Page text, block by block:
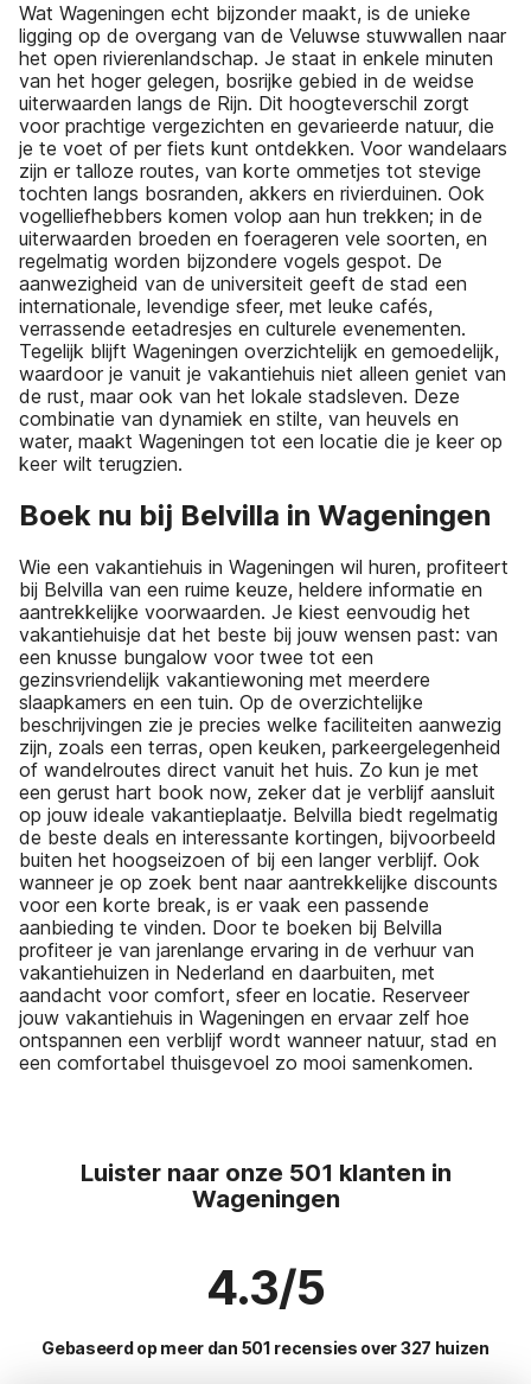
Wat Wageningen echt bijzonder maakt, is de unieke
ligging op de overgang van de Veluwse stuwwallen naar
het open rivierenlandschap. Je staat in enkele minuten
van het hoger gelegen, bosrijke gebied in de weidse
uiterwaarden langs de Rijn. Dit hoogteverschil zorgt
voor prachtige vergezichten en gevarieerde natuur, die
je te voet of per fiets kunt ontdekken. Voor wandelaars
zijn er talloze routes, van korte ommetjes tot stevige
tochten langs bosranden, akkers en rivierduinen. Ook
vogelliefhebbers komen volop aan hun trekken; in de
uiterwaarden broeden en foerageren vele soorten, en
regelmatig worden bijzondere vogels gespot. De
aanwezigheid van de universiteit geeft de stad een
internationale, levendige sfeer, met leuke cafés,
verrassende eetadresjes en culturele evenementen.
Tegelijk blijft Wageningen overzichtelijk en gemoedelijk,
waardoor je vanuit je vakantiehuis niet alleen geniet van
de rust, maar ook van het lokale stadsleven. Deze
combinatie van dynamiek en stilte, van heuvels en
water, maakt Wageningen tot een locatie die je keer op
keer wilt terugzien.
Boek nu bij Belvilla in Wageningen
Wie een vakantiehuis in Wageningen wil huren, profiteert
bij Belvilla van een ruime keuze, heldere informatie en
aantrekkelijke voorwaarden. Je kiest eenvoudig het
vakantiehuisje dat het beste bij jouw wensen past: van
een knusse bungalow voor twee tot een
gezinsvriendelijk vakantiewoning met meerdere
slaapkamers en een tuin. Op de overzichtelijke
beschrijvingen zie je precies welke faciliteiten aanwezig
zijn, zoals een terras, open keuken, parkeergelegenheid
of wandelroutes direct vanuit het huis. Zo kun je met
een gerust hart book now, zeker dat je verblijf aansluit
op jouw ideale vakantieplaatje. Belvilla biedt regelmatig
de beste deals en interessante kortingen, bijvoorbeeld
buiten het hoogseizoen of bij een langer verblijf. Ook
wanneer je op zoek bent naar aantrekkelijke discounts
voor een korte break, is er vaak een passende
aanbieding te vinden. Door te boeken bij Belvilla
profiteer je van jarenlange ervaring in de verhuur van
vakantiehuizen in Nederland en daarbuiten, met
aandacht voor comfort, sfeer en locatie. Reserveer
jouw vakantiehuis in Wageningen en ervaar zelf hoe
ontspannen een verblijf wordt wanneer natuur, stad en
een comfortabel thuisgevoel zo mooi samenkomen.
Luister naar onze 501 klanten in
Wageningen
4.3/5
Gebaseerd op meer dan 501 recensies over 327 huizen